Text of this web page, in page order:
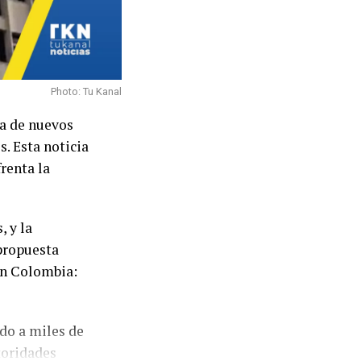
Photo: Tu Kanal
de nuevos
Esta noticia
la
y la
Colombia:
a miles de